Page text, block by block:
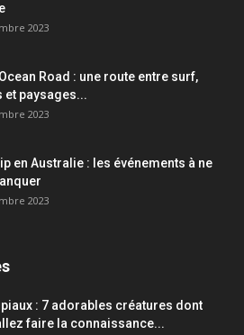
2023
Road : une route entre surf,
et paysages...
2023
en Australie : les événements à ne
2023
: 7 adorables créatures dont
faire la connaissance...